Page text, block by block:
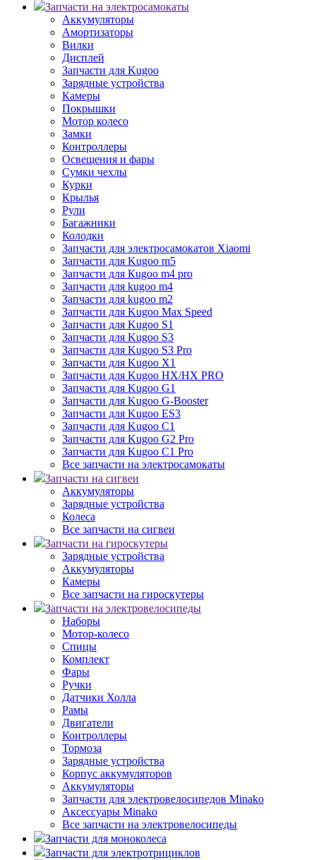
Запчасти на электросамокаты
Аккумуляторы
Амортизаторы
Вилки
Дисплей
Запчасти для Kugoo
Зарядные устройства
Камеры
Покрышки
Мотор колесо
Замки
Контроллеры
Освещения и фары
Сумки чехлы
Курки
Крылья
Рули
Багажники
Колодки
Запчасти для электросамокатов Xiaomi
Запчасти для Kugoo m5
Запчасти для Кugoo m4 pro
Запчасти для kugoo m4
Запчасти для kugoo m2
Запчасти для Kugoo Max Speed
Запчасти для Kugoo S1
Запчасти для Kugoo S3
Запчасти для Kugoo S3 Pro
Запчасти для Kugoo X1
Запчасти для Kugoo HX/HX PRO
Запчасти для Kugoo G1
Запчасти для Kugoo G-Booster
Запчасти для Kugoo ES3
Запчасти для Kugoo C1
Запчасти для Kugoo G2 Pro
Запчасти для Kugoo C1 Pro
Все запчасти на электросамокаты
Запчасти на сигвеи
Аккумуляторы
Зарядные устройства
Колеса
Все запчасти на сигвеи
Запчасти на гироскутеры
Зарядные устройства
Аккумуляторы
Камеры
Все запчасти на гироскутеры
Запчасти на электровелосипеды
Наборы
Мотор-колесо
Спицы
Комплект
Фары
Ручки
Датчики Холла
Рамы
Двигатели
Контроллеры
Тормоза
Зарядные устройства
Корпус аккумуляторов
Аккумуляторы
Запчасти для электровелосипедов Minako
Аксессуары Minako
Все запчасти на электровелосипеды
Запчасти для моноколеса
Запчасти для электротрициклов